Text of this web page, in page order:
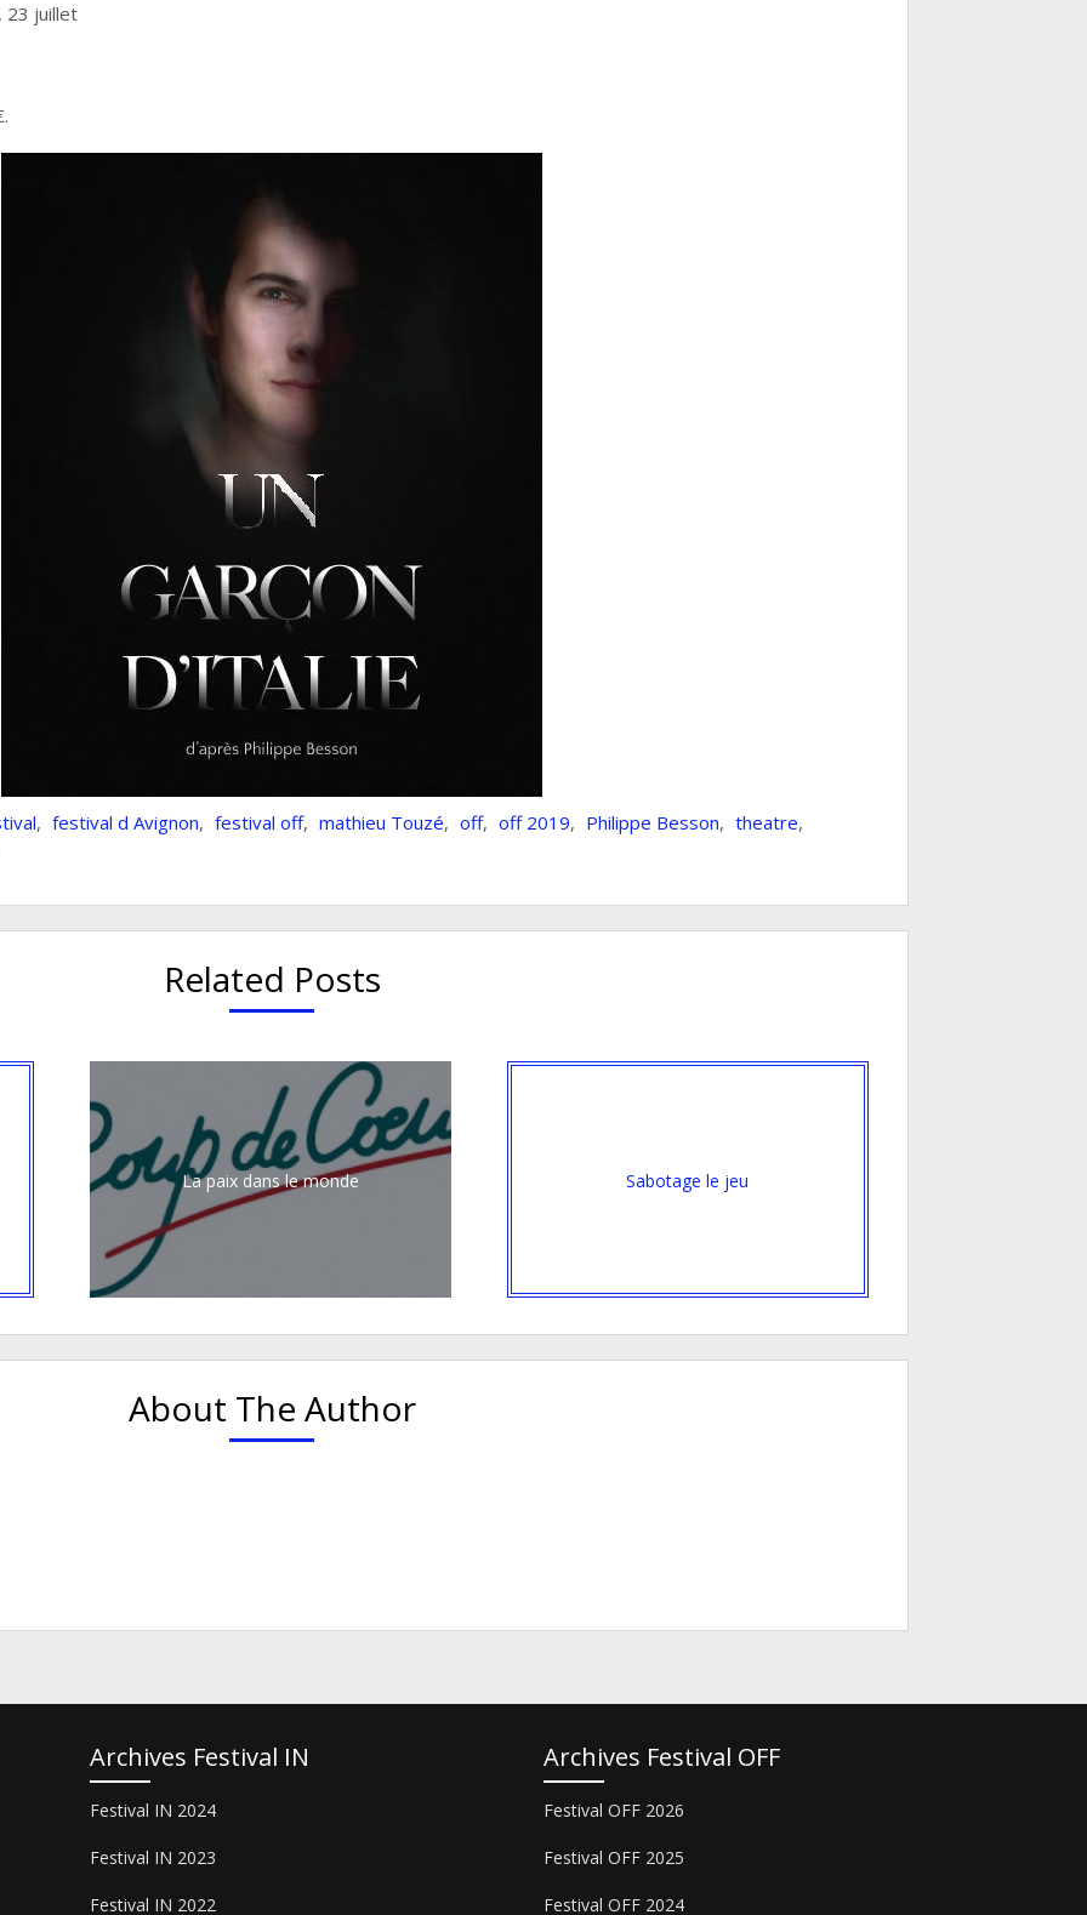
23 juillet
, festival d Avignon, festival off, mathieu Touzé, off, off 2019, Philippe Besson, theatre,
Related Posts
La paix dans le monde Sabotage le jeu
About The Author
Archives Festival IN
Festival IN 2024
Festival IN 2023
Festival IN 2022
Archives Festival OFF
Festival OFF 2026
Festival OFF 2025
Festival OFF 2024